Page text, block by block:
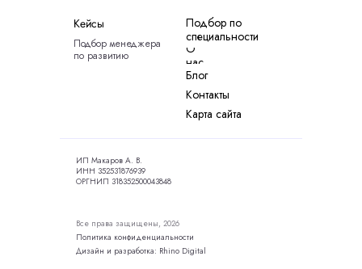
Дизайн и разработка: Rhino Digital
Кейсы
Все права защищены, 2026
Политика конфиденциальности
ИП Макаров А. В.
ИНН 352531876939
ОРГНИП 318352500043848
Подбор менеджера
по развитию
Блог
Контакты
Карта сайта
О
нас
Подбор по
специальности